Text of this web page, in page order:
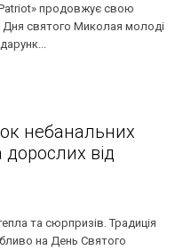
продовжує свою
Дня святого Миколая молоді
небанальних
дорослих від
та сюрпризів. Традиція
на День Святого